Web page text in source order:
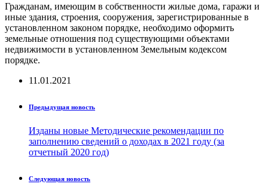
Гражданам, имеющим в собственности жилые дома, гаражи и
иные здания, строения, сооружения, зарегистрированные в
установленном законом порядке, необходимо оформить
земельные отношения под существующими объектами
недвижимости в установленном Земельным кодексом
порядке.
11.01.2021
Предыдущая новость
Изданы новые Методические рекомендации по
заполнению сведений о доходах в 2021 году (за
отчетный 2020 год)
Следующая новость